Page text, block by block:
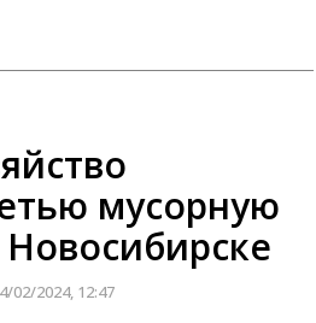
мусорную
02/2024, 12:47